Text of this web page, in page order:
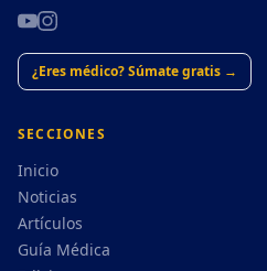
¿Eres médico? Súmate gratis →
SECCIONES
Inicio
Noticias
Artículos
Guía Médica